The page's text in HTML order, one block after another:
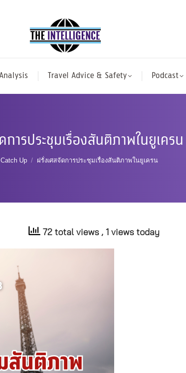
Travel Advice & Safety Podcast
การประชุมเรื่องสันติภาพในยูเครน
here:
Catch Up ฝรั่งเศสจัดการประชุมเรื่องสันติภาพในยูเครน
72 total views , 1 views today